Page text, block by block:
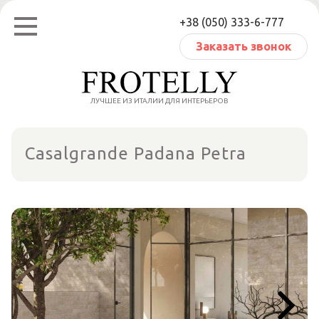
Перейти
содержанию
+38 (050) 333-6-777
Заказать звонок
ЛУЧШЕЕ ИЗ ИТАЛИИ ДЛЯ ИНТЕРЬЕРОВ
Casalgrande Padana Petra